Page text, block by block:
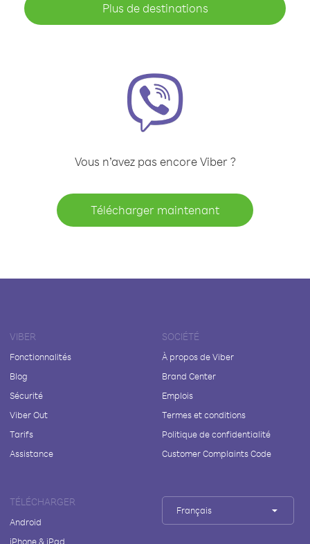
Plus de destinations
Vous n’avez pas encore Viber ?
Télécharger maintenant
VIBER
Fonctionnalités
Blog
Sécurité
Viber Out
Tarifs
Assistance
SOCIÉTÉ
À propos de Viber
Brand Center
Emplois
Termes et conditions
Politique de confidentialité
Customer Complaints Code
TÉLÉCHARGER
Android
iPhone & iPad
Français